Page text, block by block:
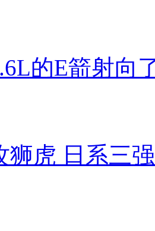
的E箭射向
狮虎 日系三